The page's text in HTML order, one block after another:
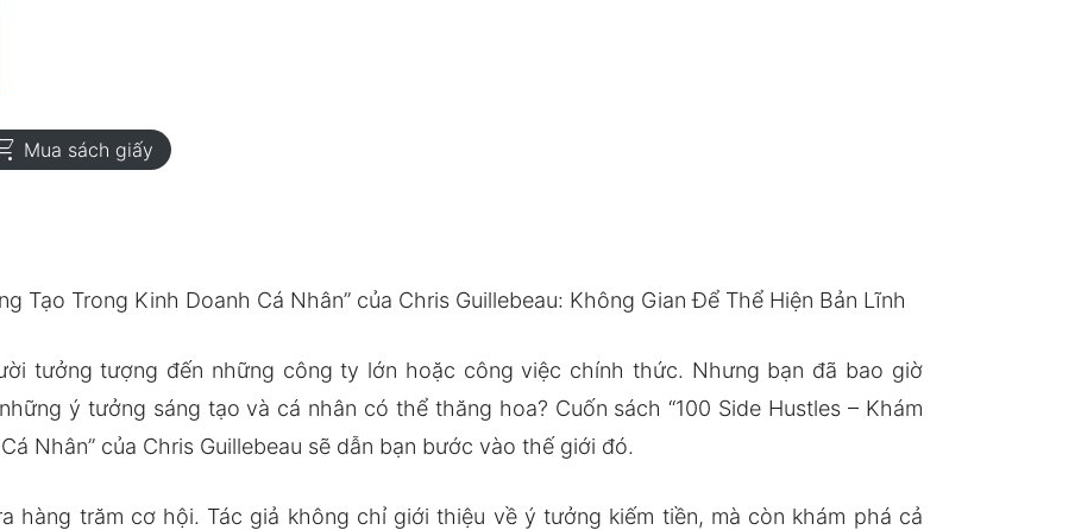
Mua sách giấy
Tạo Trong Kinh Doanh Cá Nhân” của Chris Guillebeau: Không Gian Để Thể Hiện Bản Lĩnh
tưởng tượng đến những công ty lớn hoặc công việc chính thức. Nhưng bạn đã bao giờ
ý tưởng sáng tạo và cá nhân có thể thăng hoa? Cuốn sách “100 Side Hustles – Khám
Nhân” của Chris Guillebeau sẽ dẫn bạn bước vào thế giới đó.
hàng trăm cơ hội. Tác giả không chỉ giới thiệu về ý tưởng kiếm tiền, mà còn khám phá cả